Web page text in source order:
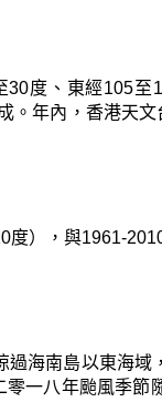
度、東經105至
。年內，香港天文
），與1961-
過海南島以東海域
一八年颱風季節